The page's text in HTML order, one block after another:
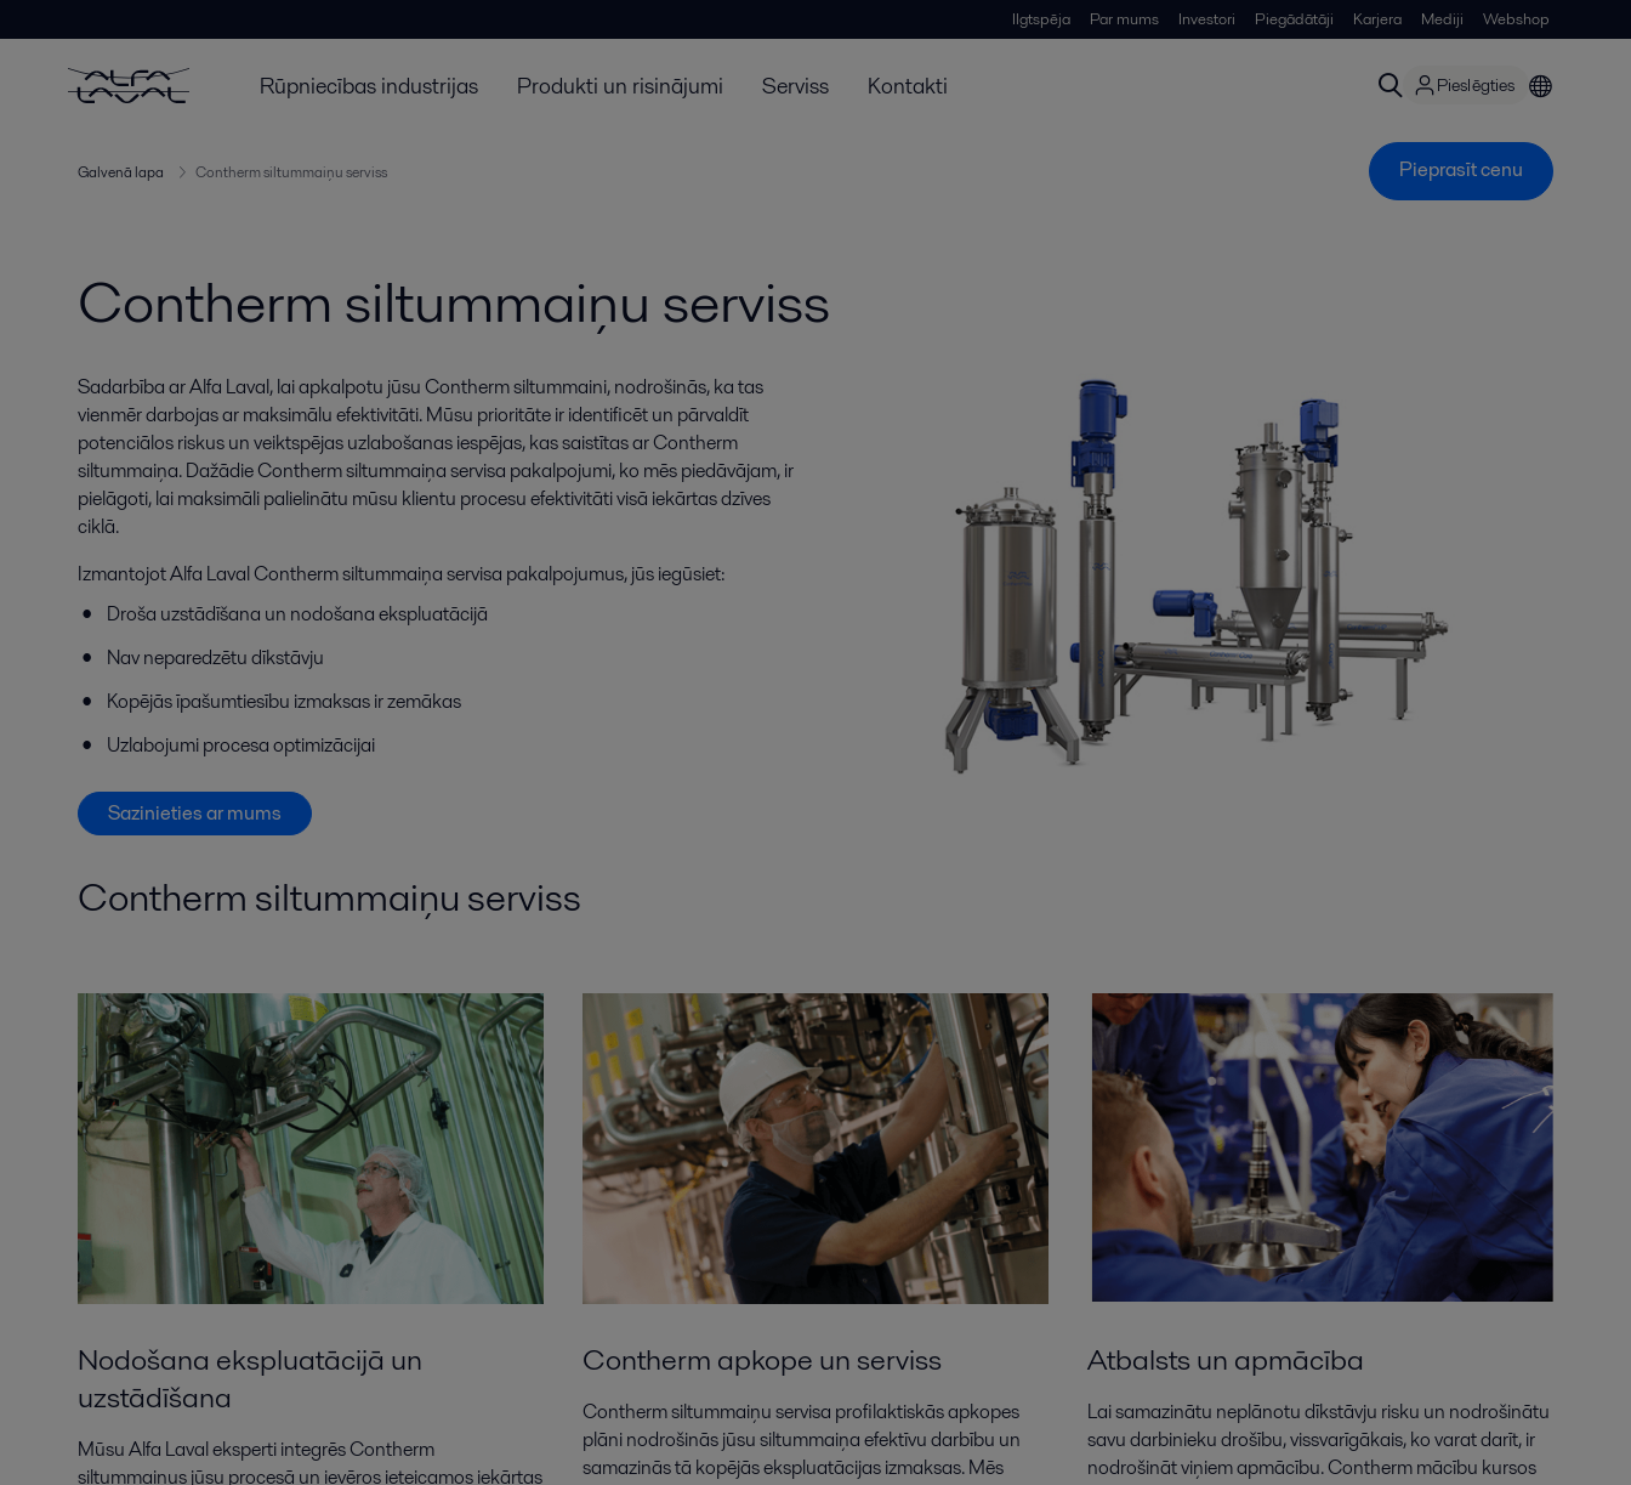
Ilgtspēja Par mums Investori Piegādātāji Karjera Mediji Webshop
Rūpniecības industrijas Produkti un risinājumi Serviss Kontakti Pieslēgties
Galvenā lapa Contherm siltummaiņu serviss Pieprasīt cenu
Contherm siltummaiņu serviss
Sadarbība ar Alfa Laval, lai apkalpotu jūsu Contherm siltummaini, nodrošinās, ka tas
vienmēr darbojas ar maksimālu efektivitāti. Mūsu prioritāte ir identificēt un pārvaldīt
potenciālos riskus un veiktspējas uzlabošanas iespējas, kas saistītas ar Contherm
siltummaiņa. Dažādie Contherm siltummaiņa servisa pakalpojumi, ko mēs piedāvājam, ir
pielāgoti, lai maksimāli palielinātu mūsu klientu procesu efektivitāti visā iekārtas dzīves
ciklā.
Izmantojot Alfa Laval Contherm siltummaiņa servisa pakalpojumus, jūs iegūsiet:
Droša uzstādīšana un nodošana ekspluatācijā
Nav neparedzētu dīkstāvju
Kopējās īpašumtiesību izmaksas ir zemākas
Uzlabojumi procesa optimizācijai
Sazinieties ar mums
Contherm siltummaiņu serviss
Nodošana ekspluatācijā un
uzstādīšana
Mūsu Alfa Laval eksperti integrēs Contherm
siltummaiņus jūsu procesā un ievēros ieteicamos iekārtas
Contherm apkope un serviss
Contherm siltummaiņu servisa profilaktiskās apkopes
plāni nodrošinās jūsu siltummaiņa efektīvu darbību un
samazinās tā kopējās ekspluatācijas izmaksas. Mēs
Atbalsts un apmācība
Lai samazinātu neplānotu dīkstāvju risku un nodrošinātu
savu darbinieku drošību, vissvarīgākais, ko varat darīt, ir
nodrošināt viņiem apmācību. Contherm mācību kursos